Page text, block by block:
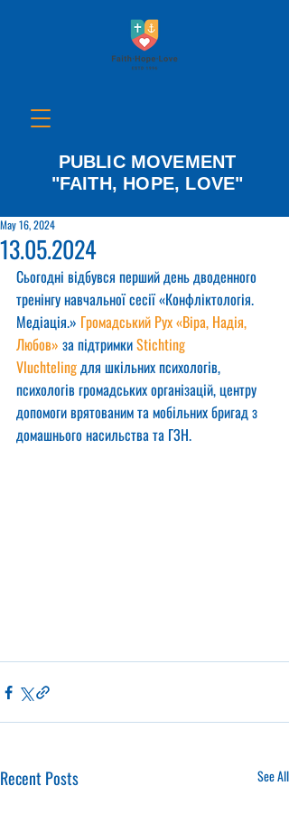
PUBLIC MOVEMENT
"FAITH, HOPE, LOVE"
13.05.2024
May 16, 2024
Сьогодні відбувся перший день дводенного
тренінгу навчальної сесії «Конфліктологія.
Медіація.» Громадський Рух «Віра, Надія,
Любов» за підтримки Stichting
Vluchteling для шкільних психологів,
психологів громадських організацій, центру
допомоги врятованим та мобільних бригад з
домашнього насильства та ГЗН.
Recent Posts See All